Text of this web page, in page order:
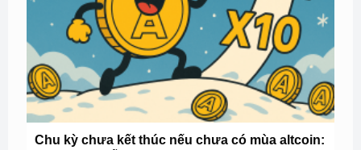
Chu kỳ chưa kết thúc nếu chưa có mùa altcoin: